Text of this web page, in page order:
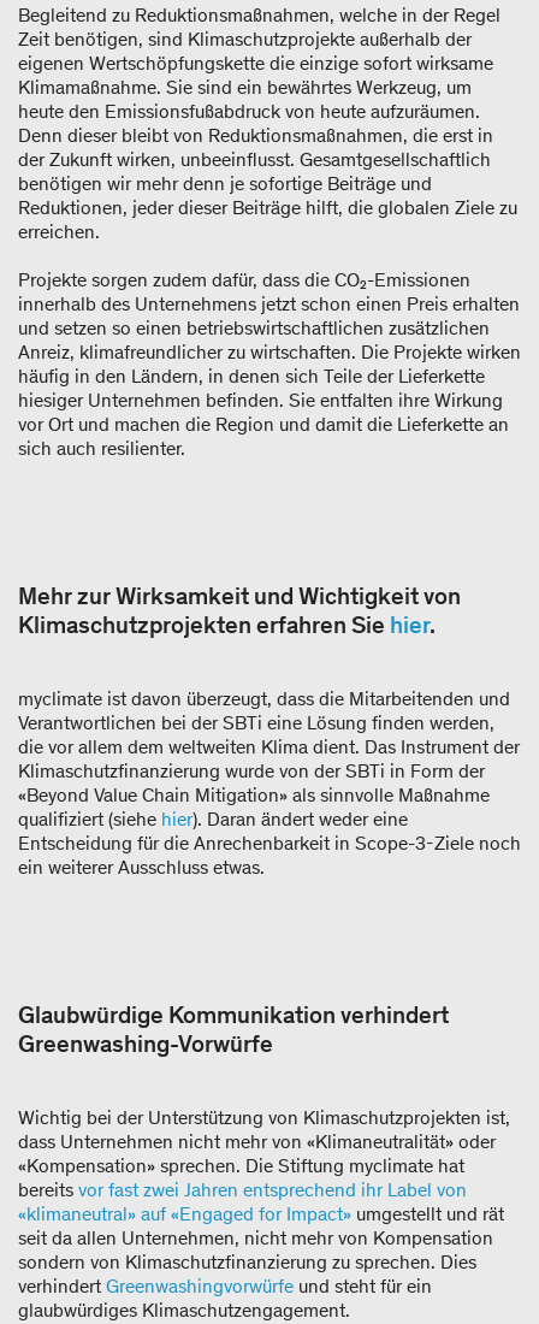
Begleitend zu Reduktionsmaßnahmen, welche in der Regel
Zeit benötigen, sind Klimaschutzprojekte außerhalb der
eigenen Wertschöpfungskette die einzige sofort wirksame
Klimamaßnahme. Sie sind ein bewährtes Werkzeug, um
heute den Emissionsfußabdruck von heute aufzuräumen.
Denn dieser bleibt von Reduktionsmaßnahmen, die erst in
der Zukunft wirken, unbeeinflusst. Gesamtgesellschaftlich
benötigen wir mehr denn je sofortige Beiträge und
Reduktionen, jeder dieser Beiträge hilft, die globalen Ziele zu
erreichen.
Projekte sorgen zudem dafür, dass die CO₂-Emissionen
innerhalb des Unternehmens jetzt schon einen Preis erhalten
und setzen so einen betriebswirtschaftlichen zusätzlichen
Anreiz, klimafreundlicher zu wirtschaften. Die Projekte wirken
häufig in den Ländern, in denen sich Teile der Lieferkette
hiesiger Unternehmen befinden. Sie entfalten ihre Wirkung
vor Ort und machen die Region und damit die Lieferkette an
sich auch resilienter.
Mehr zur Wirksamkeit und Wichtigkeit von
Klimaschutzprojekten erfahren Sie hier.
myclimate ist davon überzeugt, dass die Mitarbeitenden und
Verantwortlichen bei der SBTi eine Lösung finden werden,
die vor allem dem weltweiten Klima dient. Das Instrument der
Klimaschutzfinanzierung wurde von der SBTi in Form der
«Beyond Value Chain Mitigation» als sinnvolle Maßnahme
qualifiziert (siehe hier). Daran ändert weder eine
Entscheidung für die Anrechenbarkeit in Scope-3-Ziele noch
ein weiterer Ausschluss etwas.
Glaubwürdige Kommunikation verhindert
Greenwashing-Vorwürfe
Wichtig bei der Unterstützung von Klimaschutzprojekten ist,
dass Unternehmen nicht mehr von «Klimaneutralität» oder
«Kompensation» sprechen. Die Stiftung myclimate hat
bereits vor fast zwei Jahren entsprechend ihr Label von
«klimaneutral» auf «Engaged for Impact» umgestellt und rät
seit da allen Unternehmen, nicht mehr von Kompensation
sondern von Klimaschutzfinanzierung zu sprechen. Dies
verhindert Greenwashingvorwürfe und steht für ein
glaubwürdiges Klimaschutzengagement.